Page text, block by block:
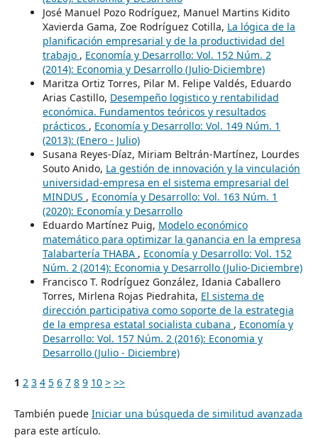
José Manuel Pozo Rodríguez, Manuel Martins Kidito
Xavierda Gama, Zoe Rodríguez Cotilla, La lógica de la
planificación empresarial y de la productividad del
trabajo , Economía y Desarrollo: Vol. 152 Núm. 2
(2014): Economia y Desarrollo (Julio-Diciembre)
Maritza Ortiz Torres, Pilar M. Felipe Valdés, Eduardo
Arias Castillo, Desempeño logistico y rentabilidad
económica. Fundamentos teóricos y resultados
prácticos , Economía y Desarrollo: Vol. 149 Núm. 1
(2013): (Enero - Julio)
Susana Reyes-Díaz, Miriam Beltrán-Martínez, Lourdes
Souto Anido, La gestión de innovación y la vinculación
universidad-empresa en el sistema empresarial del
MINDUS , Economía y Desarrollo: Vol. 163 Núm. 1
(2020): Economía y Desarrollo
Eduardo Martínez Puig, Modelo económico
matemático para optimizar la ganancia en la empresa
Talabartería THABA , Economía y Desarrollo: Vol. 152
Núm. 2 (2014): Economia y Desarrollo (Julio-Diciembre)
Francisco T. Rodríguez González, Idania Caballero
Torres, Mirlena Rojas Piedrahita, El sistema de
dirección participativa como soporte de la estrategia
de la empresa estatal socialista cubana , Economía y
Desarrollo: Vol. 157 Núm. 2 (2016): Economia y
Desarrollo (Julio - Diciembre)
1 2 3 4 5 6 7 8 9 10 > >>
También puede Iniciar una búsqueda de similitud avanzada
para este artículo.